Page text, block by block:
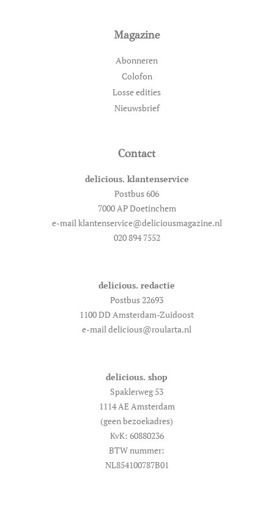
Magazine
Abonneren
Colofon
Losse edities
Nieuwsbrief
Contact
delicious. klantenservice
Postbus 606
7000 AP Doetinchem
e-mail klantenservice@deliciousmagazine.nl
020 894 7552
delicious. redactie
Postbus 22693
1100 DD Amsterdam-Zuidoost
e-mail delicious@roularta.nl
delicious. shop
Spaklerweg 53
1114 AE Amsterdam
(geen bezoekadres)
KvK: 60880236
BTW nummer:
NL854100787B01